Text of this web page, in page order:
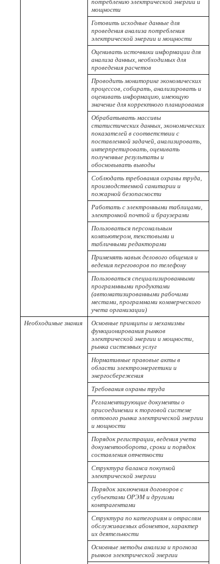
потреблению электрической энергии и
мощности
Готовить исходные данные для
проведения анализа потребления
электрической энергии и мощности
Оценивать источники информации для
анализа данных, необходимых для
проведения расчетов
Проводить мониторинг экономических
процессов, собирать, анализировать и
оценивать информацию, имеющую
значение для корректного планирования
Обрабатывать массивы
статистических данных, экономических
показателей в соответствии с
поставленной задачей, анализировать,
интерпретировать, оценивать
полученные результаты и
обосновывать выводы
Соблюдать требования охраны труда,
производственной санитарии и
пожарной безопасности
Работать с электронными таблицами,
электронной почтой и браузерами
Пользоваться персональным
компьютером, текстовыми и
табличными редакторами
Применять навык делового общения и
ведения переговоров по телефону
Пользоваться специализированными
программными продуктами
(автоматизированными рабочими
местами, программами коммерческого
учета организации)
Необходимые знания
Основные принципы и механизмы
функционирования рынков
электрической энергии и мощности,
рынка системных услуг
Нормативные правовые акты в
области электроэнергетики и
энергосбережения
Требования охраны труда
Регламентирующие документы о
присоединении к торговой системе
оптового рынка электрической энергии
и мощности
Порядок регистрации, ведения учета
документооборота, сроки и порядок
составления отчетности
Структура баланса покупной
электрической энергии
Порядок заключения договоров с
субъектами ОРЭМ и другими
контрагентами
Структура по категориям и отраслям
обслуживаемых абонентов, характер
их деятельности
Основные методы анализа и прогноза
рынков электрической энергии